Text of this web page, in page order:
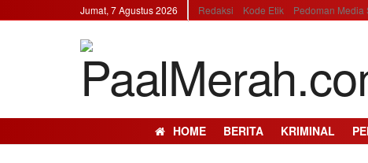
Jumat, 7 Agustus 2026 Redaksi Kode Etik Pedoman Media
HOME BERITA KRIMINAL